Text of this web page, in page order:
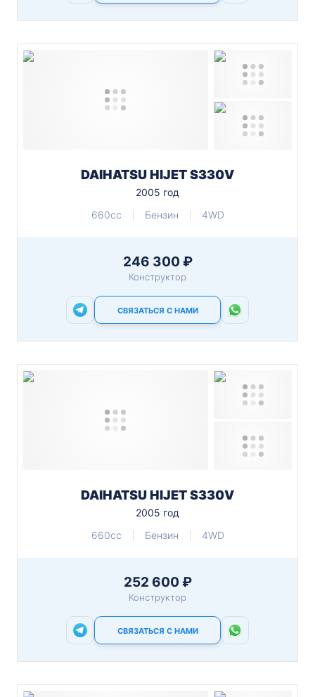
DAIHATSU HIJET S330V
2005 год
660cc
Бензин 4WD
246 300 ₽
Конструктор
СВЯЗАТЬСЯ С НАМИ
DAIHATSU HIJET S330V
2005 год
660cc
Бензин 4WD
252 600 ₽
Конструктор
СВЯЗАТЬСЯ С НАМИ